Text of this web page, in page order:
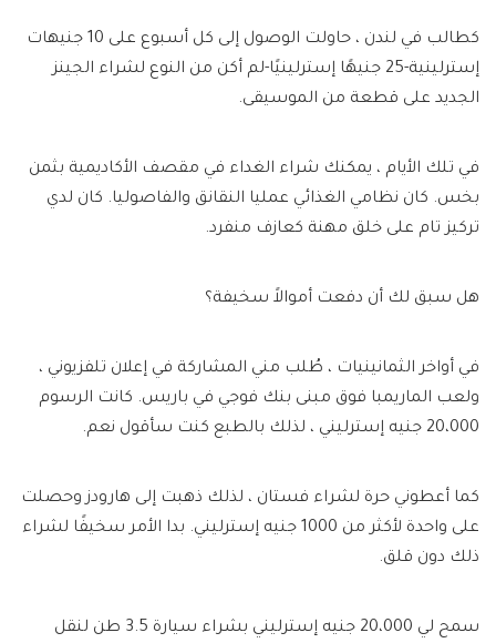
كطالب في لندن ، حاولت الوصول إلى كل أسبوع على 10 جنيهات
إسترلينية-25 جنيهًا إسترلينيًا-لم أكن من النوع لشراء الجينز
الجديد على قطعة من الموسيقى.
في تلك الأيام ، يمكنك شراء الغداء في مقصف الأكاديمية بثمن
بخس. كان نظامي الغذائي عمليا النقانق والفاصوليا. كان لدي
تركيز تام على خلق مهنة كعازف منفرد.
هل سبق لك أن دفعت أموالاً سخيفة؟
في أواخر الثمانينيات ، طُلب مني المشاركة في إعلان تلفزيوني ،
ولعب الماريمبا فوق مبنى بنك فوجي في باريس. كانت الرسوم
20،000 جنيه إسترليني ، لذلك بالطبع كنت سأقول نعم.
كما أعطوني حرة لشراء فستان ، لذلك ذهبت إلى هارودز وحصلت
على واحدة لأكثر من 1000 جنيه إسترليني. بدا الأمر سخيفًا لشراء
ذلك دون قلق.
سمح لي 20،000 جنيه إسترليني بشراء سيارة 3.5 طن لنقل